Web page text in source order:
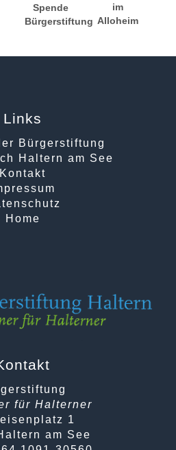
Spende
Bürgerstiftung
im
Alloheim
Links
Bürgerstiftung
Haltern am See
Kontakt
Home
für Halterner
1
am See